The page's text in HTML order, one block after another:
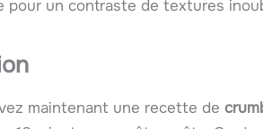
pour un contraste de textures
maintenant une recette de